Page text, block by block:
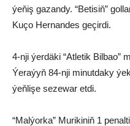
ýeňiş gazandy. “Betisiň”
Kuço Hernandes geçirdi.
4-nji ýerdäki “Atletik Bilbao”
Ýeraýyň 84-nji minutdaky
ýeňlişe sezewar etdi.
“Malýorka” Murikiniň 1